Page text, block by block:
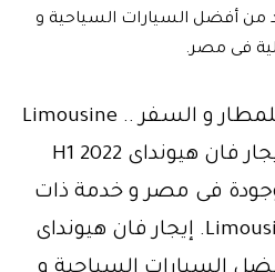
من أفضل السيارات السياحية و
فى مصر.
إيجار فان هيونداى H1 للمطار و السفر .. Limousine
misr 01101747711 إيجار فان هيونداى H1 2022
فى مصر و خدمة ذات
جودة عالية Limousine Egypt. إيجار فان هيونداى